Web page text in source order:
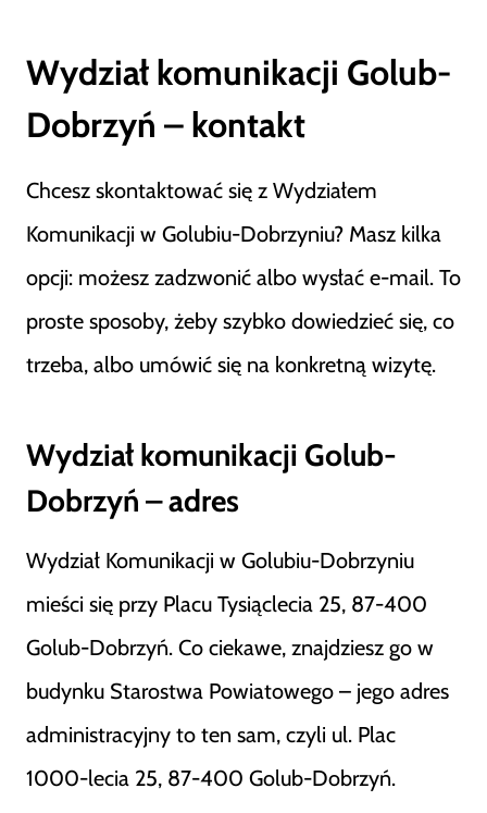
Wydział komunikacji Golub-
Dobrzyń – kontakt
Chcesz skontaktować się z Wydziałem
Komunikacji w Golubiu-Dobrzyniu? Masz kilka
opcji: możesz zadzwonić albo wysłać e-mail. To
proste sposoby, żeby szybko dowiedzieć się, co
trzeba, albo umówić się na konkretną wizytę.
Wydział komunikacji Golub-
Dobrzyń – adres
Wydział Komunikacji w Golubiu-Dobrzyniu
mieści się przy Placu Tysiąclecia 25, 87-400
Golub-Dobrzyń. Co ciekawe, znajdziesz go w
budynku Starostwa Powiatowego – jego adres
administracyjny to ten sam, czyli ul. Plac
1000-lecia 25, 87-400 Golub-Dobrzyń.